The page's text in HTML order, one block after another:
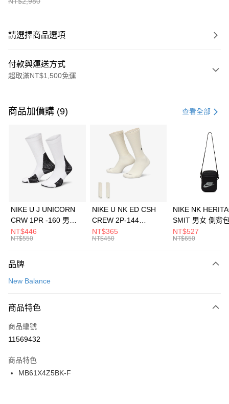
請選擇商品選項
付款與運送方式
超取滿NT$1,500免運
信用卡一次付款
3 期 0 利率 每期 21家銀行
合作金庫商業銀行
第一商業銀行
華南商業銀行
彰化商業銀行
上海商業儲蓄銀行
元大商業銀行
台灣樂天信用卡公司
Apple Pay
全盈+PAY
AFTEE先享後付
【關於「AFTEE先享後付」】
便利好安心！
３．安心：先確認商品／服務後，再付款。
【「AFTEE先享後付」結帳流程】
１．於結帳方式選擇「AFTEE先享後付」後，將跳轉至「AFTEE先享後付」
２．訂單成立數日內，您將收到繳費通知簡訊。
３．收到繳費通知簡訊後14天內，點擊此簡訊中的連結，可透過四大超商／
ATM／網路銀行／等多元方式進行付款，方視為交易完成。
運送方式
每筆NT$100，滿NT$1,500(含以上)免運費
宅配
每筆NT$100，滿NT$1,500(含以上)免運費
付款後門市自取
每筆NT$100，滿NT$1,500(含以上)免運費
商品加價購 (9) 查看全部
NIKE U J UNICORN
CRW 1PR -160 男女
中統襪 FZ3393100
NT$446
NT$550
NIKE U NK ED CSH
CREW 2P-144
EMBRDY 男女 短統襪
FZ3073133
NT$365
NT$450
NIKE NK
SMIT 男女 側背
BA5871010
NT$527
NT$650
品牌
New Balance
商品特色
商品編號
11569432
商品特色
MB61X4Z5BK-F